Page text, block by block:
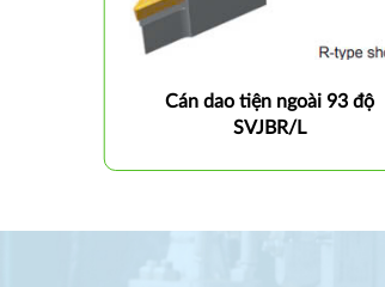
Cán dao tiện ngoài 93 độ
SVJBR/L